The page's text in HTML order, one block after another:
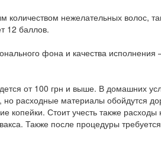
нежелательных волос,
12 баллов.
фона и качества исполнения
от 100 грн и выше. В домашних
расходные материалы обойдутся
копейки. Стоит учесть также
Также после процедуры